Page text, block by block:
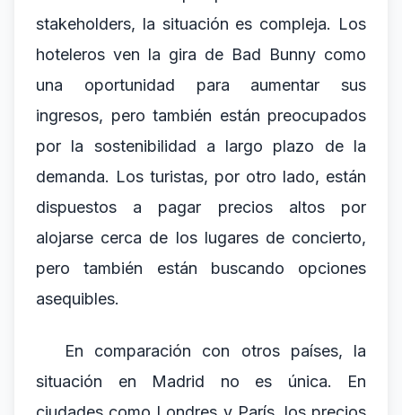
stakeholders, la situación es compleja. Los
hoteleros ven la gira de Bad Bunny como
una oportunidad para aumentar sus
ingresos, pero también están preocupados
por la sostenibilidad a largo plazo de la
demanda. Los turistas, por otro lado, están
dispuestos a pagar precios altos por
alojarse cerca de los lugares de concierto,
pero también están buscando opciones
asequibles.
En comparación con otros países, la
situación en Madrid no es única. En